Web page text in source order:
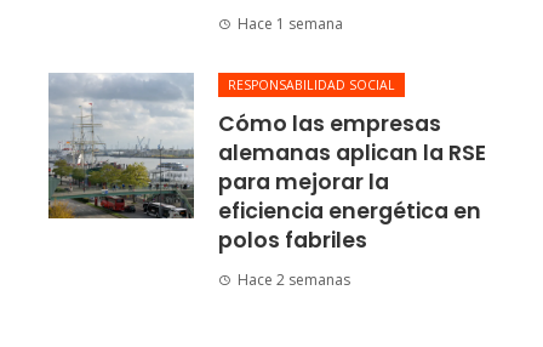
Hace 1 semana
RESPONSABILIDAD SOCIAL
Cómo las empresas
alemanas aplican la RSE
para mejorar la
eficiencia energética en
polos fabriles
Hace 2 semanas